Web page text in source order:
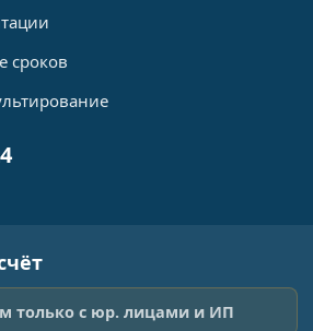
сроков
только с юр. лицами и ИП